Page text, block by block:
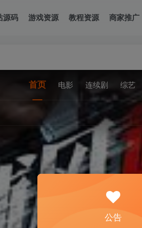
源码 游戏资源 教程资源 商家推广
公告